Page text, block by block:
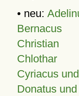
• neu:
Bernacus
Christian
Chlothar
Cyriacus
Donatus